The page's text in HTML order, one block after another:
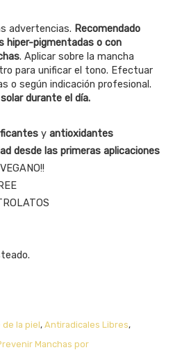
advertencias. Recomendado
hiper-pigmentadas o con
. Aplicar sobre la mancha
para unificar el tono. Efectuar
o según indicación profesional.
durante el día.
y antioxidantes
desde las primeras aplicaciones
la piel, Antiradicales Libres,
Manchas por